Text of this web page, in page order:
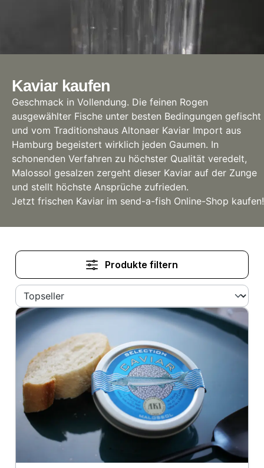
Kaviar kaufen
Geschmack in Vollendung. Die feinen Rogen
ausgewählter Fische unter besten Bedingungen gefischt
und vom Traditionshaus Altonaer Kaviar Import aus
Hamburg begeistert wirklich jeden Gaumen. In
schonenden Verfahren zu höchster Qualität veredelt,
Malossol gesalzen zergeht dieser Kaviar auf der Zunge
und stellt höchste Ansprüche zufrieden.
Jetzt frischen Kaviar im send-a-fish Online-Shop kaufen!
Produkte filtern